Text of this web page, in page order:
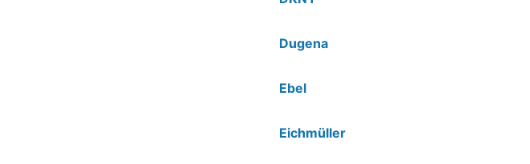
Dugena
Ebel
Eichmüller